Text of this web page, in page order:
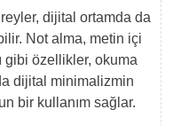
dijital ortamda da
Not alma, metin içi
gibi özellikler, okuma
dijital minimalizmin
bir kullanım sağlar.